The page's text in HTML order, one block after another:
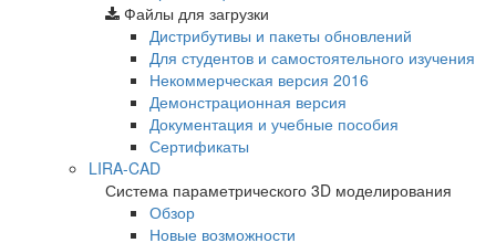
Файлы для загрузки
Дистрибутивы и пакеты обновлений
Для студентов и самостоятельного изучения
Некоммерческая версия 2016
Демонстрационная версия
Документация и учебные пособия
Сертификаты
LIRA-CAD
Система параметрического 3D моделирования
Обзор
Новые возможности